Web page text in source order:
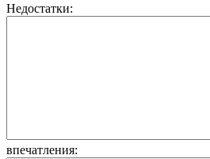
Недостатки:
впечатления: